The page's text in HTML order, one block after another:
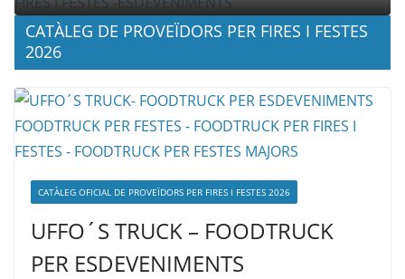
CATÀLEG DE PROVEÏDORS PER FIRES I FESTES
2026
CATÀLEG OFICIAL DE PROVEÏDORS PER FIRES I FESTES 2026
UFFO´S TRUCK – FOODTRUCK
PER ESDEVENIMENTS